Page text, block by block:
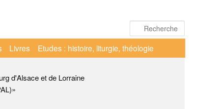
d'Alsace et de Lorraine
Livres Etudes : histoire, liturgie, théologie